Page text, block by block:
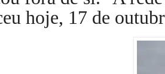
hoje, 17 de